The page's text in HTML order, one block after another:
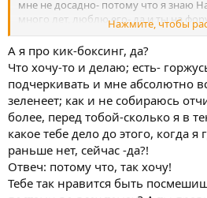
– Которых Вам так и не удалось
то, что от Вашей ракетки
теннисисты планеты.
– Нет, это случайность. Спорт, он
– Возможен совместный приезд в
Налбандяна и Андре Агасси?
– А что этому может помешать? (В
присутствующий на пресс-
тенниса Армении Арутюн Памбукян
возможно, и над этим мы будем
мне не досадно- потому что я знаю
много лет, люблю его- да и ты на
раньше ничего не писала про него-
я никогда никому не завидую- так что
Нажмите, чтобы
А я про кик-боксинг, да?
Что хочу-то и делаю; есть-
подчеркивать и мне абсолютно
зеленеет; как и не собираюсь
более, перед тобой-сколько я в
какое тебе дело до этого, когда
раньше нет, сейчас -да?!
Отвеч: потому что, так хочу!
Тебе так нравится быть